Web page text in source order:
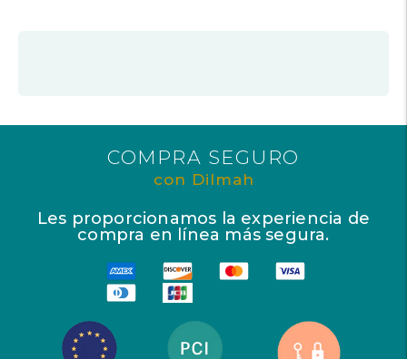
COMPRA SEGURO
con Dilmah
Les proporcionamos la experiencia de
compra en línea más segura.